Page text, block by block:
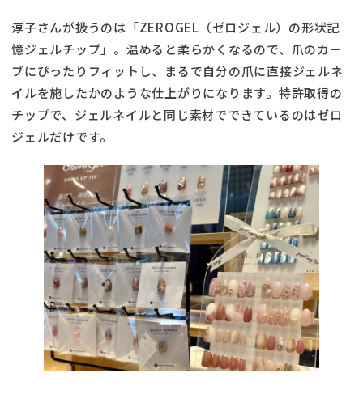
淳子さんが扱うのは「ZEROGEL（ゼロジェル）の形状記
憶ジェルチップ」。温めると柔らかくなるので、爪のカー
ブにぴったりフィットし、まるで自分の爪に直接ジェルネ
イルを施したかのような仕上がりになります。特許取得の
チップで、ジェルネイルと同じ素材でできているのはゼロ
ジェルだけです。